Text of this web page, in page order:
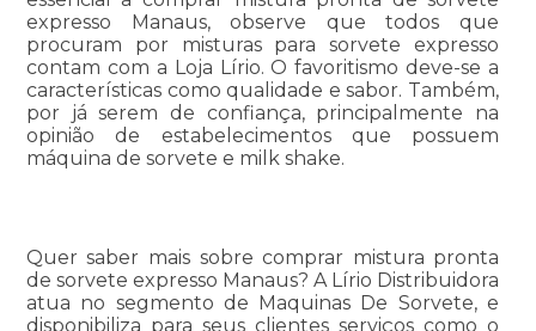
expresso Manaus, observe que todos que
procuram por misturas para sorvete expresso
contam com a Loja Lírio. O favoritismo deve-se a
características como qualidade e sabor. Também,
por já serem de confiança, principalmente na
opinião de estabelecimentos que possuem
máquina de sorvete e milk shake.
Quer saber mais sobre comprar mistura pronta
de sorvete expresso Manaus? A Lírio Distribuidora
atua no segmento de Maquinas De Sorvete, e
disponibiliza para seus clientes serviços como o